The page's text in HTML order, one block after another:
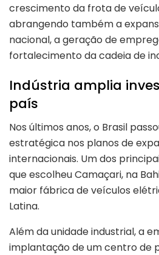
crescimento da frota de
abrangendo também a
nacional, a geração de
fortalecimento da cadeia de
Indústria amplia
país
Nos últimos anos, o Brasil
estratégica nos planos de
internacionais. Um dos
que escolheu Camaçari, na
maior fábrica de veículos
Latina.
Além da unidade industrial, a
implantação de um centro de